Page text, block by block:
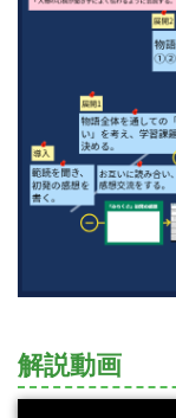
解説動画